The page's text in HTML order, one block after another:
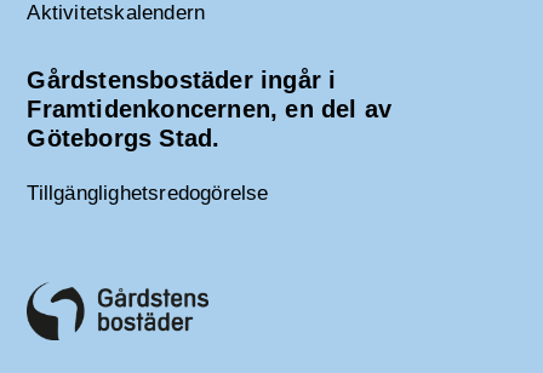
Aktivitetskalendern
Gårdstensbostäder ingår i
Framtidenkoncernen, en del av
Göteborgs Stad.
Tillgänglighetsredogörelse